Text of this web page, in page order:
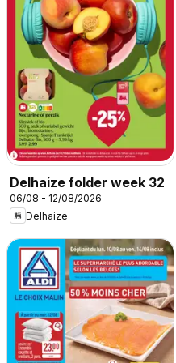
Delhaize folder week 32
06/08 - 12/08/2026
Delhaize